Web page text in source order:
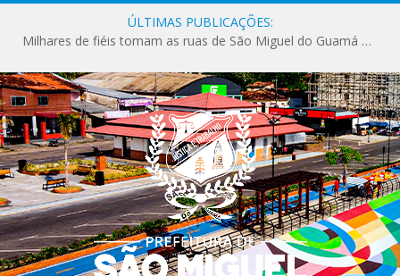
ÚLTIMAS PUBLICAÇÕES:
Milhares de fiéis tomam as ruas de São Miguel do Guamá em uma grande celebração de fé na Marcha para Jesus 2026.